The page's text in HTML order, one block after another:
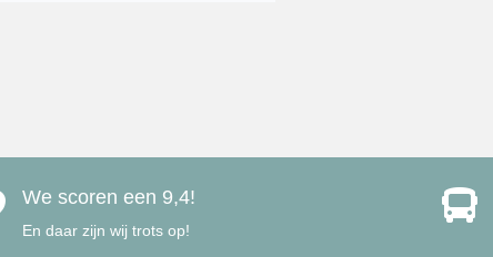
We scoren een 9,4!
En daar zijn wij trots op!
